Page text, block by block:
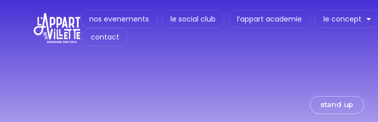
nos evenements le social club l’appart academie
le concept
contact
stand up